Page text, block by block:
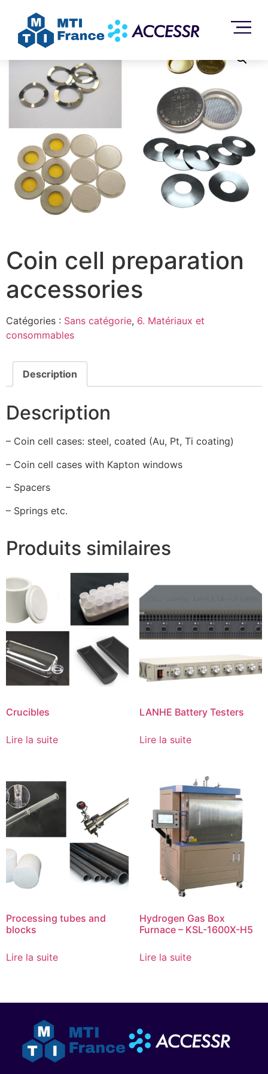
accessories
Coin cell preparation
accessories
Catégories : Sans catégorie, 6. Matériaux et
consommables
Description
Description
– Coin cell cases: steel, coated (Au, Pt, Ti coating)
– Coin cell cases with Kapton windows
– Spacers
– Springs etc.
Produits similaires
Crucibles
Lire la suite
LANHE Battery Testers
Lire la suite
Processing tubes and
blocks
Lire la suite
Hydrogen Gas Box
Furnace – KSL-1600X-H5
Lire la suite